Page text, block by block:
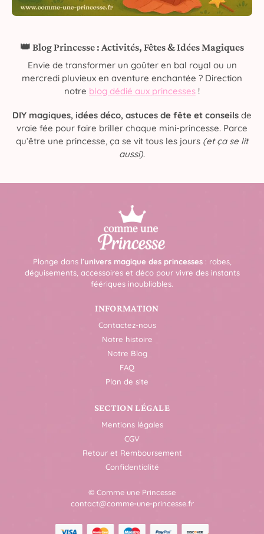
👑 Blog Princesse : Activités, Fêtes & Idées Magiques
Envie de transformer un goûter en bal royal ou un
mercredi pluvieux en aventure enchantée ? Direction
notre blog dédié aux princesses !
DIY magiques, idées déco, astuces de fête et conseils de
vraie fée pour faire briller chaque mini-princesse. Parce
qu’être une princesse, ça se vit tous les jours (et ça se lit
aussi).
Plonge dans l’univers magique des princesses: robes,
déguisements, accessoires et déco pour vivre des instants
féériques inoubliables.
INFORMATION
Contactez-nous
Notre histoire
Notre Blog
FAQ
Plan de site
SECTION LÉGALE
Mentions légales
CGV
Retour et Remboursement
Confidentialité
© Comme une Princesse
contact@comme-une-princesse.fr